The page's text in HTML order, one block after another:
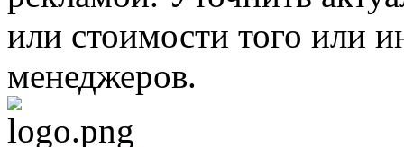
или стоимости того или
менеджеров.